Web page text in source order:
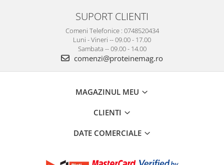
SUPORT CLIENTI
Comeni Telefonice : 0748520434
Luni - Vineri -- 09.00 - 17.00
Sambata -- 09.00 - 14.00
comenzi@proteinemag.ro
MAGAZINUL MEU
CLIENTI
DATE COMERCIALE